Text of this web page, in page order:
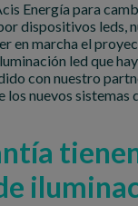
Energía para
dispositivos leds,
en marcha el
led que
con nuestro
los nuevos sistemas